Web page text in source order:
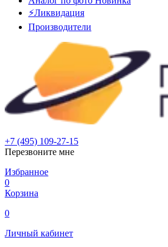
⚡Ликвидация
Производители
+7 (495) 109-27-15
Перезвоните мне
Избранное
0
Корзина
0
Личный кабинет